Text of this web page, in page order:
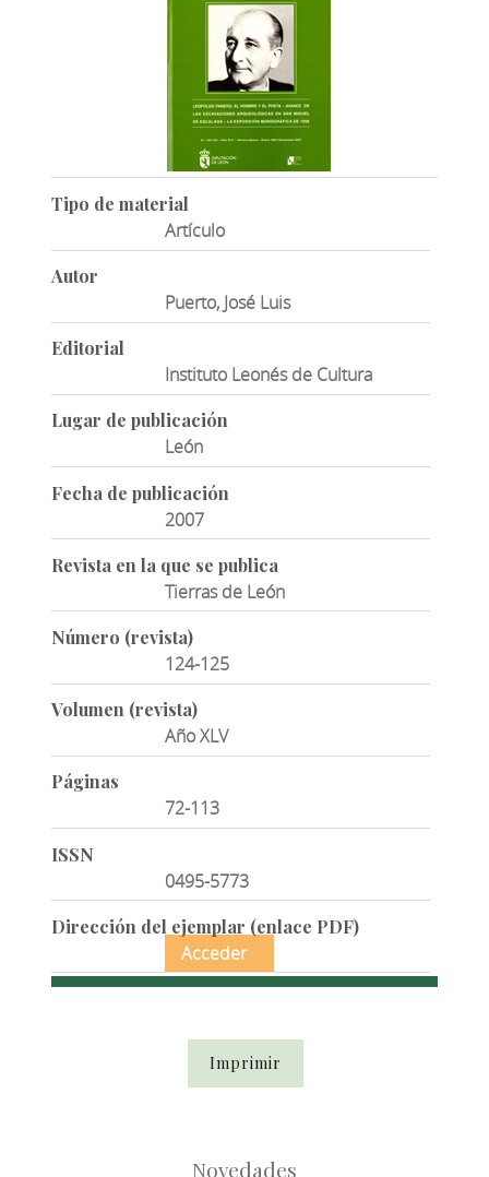
Tipo de material
Artículo
Autor
Puerto, José Luis
Editorial
Instituto Leonés de Cultura
Lugar de publicación
León
Fecha de publicación
2007
Revista en la que se publica
Tierras de León
Número (revista)
124-125
Volumen (revista)
Año XLV
Páginas
72-113
ISSN
0495-5773
Dirección del ejemplar (enlace PDF)
Acceder
Imprimir
Novedades